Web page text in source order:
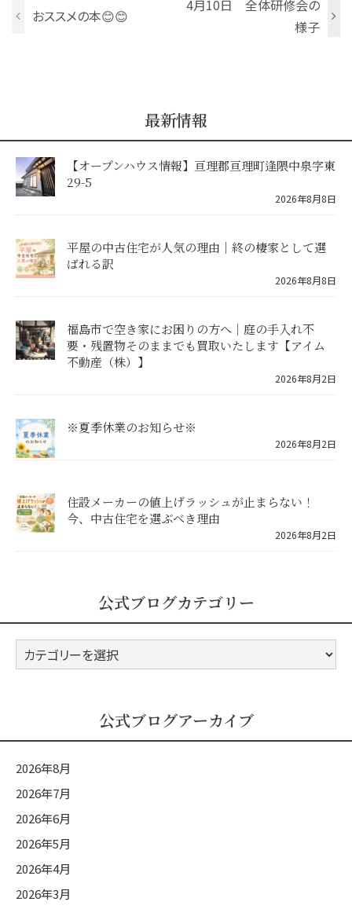
おススメの本😊😊
4月10日 全体研修会の
様子
最新情報
【オープンハウス情報】亘理郡亘理町逢隈中泉字東
29-5
2026年8月8日
平屋の中古住宅が人気の理由｜終の棲家として選
ばれる訳
2026年8月8日
福島市で空き家にお困りの方へ｜庭の手入れ不
要・残置物そのままでも買取いたします【アイム
不動産（株）】
2026年8月2日
※夏季休業のお知らせ※
2026年8月2日
住設メーカーの値上げラッシュが止まらない！
今、中古住宅を選ぶべき理由
2026年8月2日
公式ブログカテゴリー
公
式
テ
ゴ
リ
ー
公式ブログアーカイブ
2026年8月
2026年7月
2026年6月
2026年5月
2026年4月
2026年3月